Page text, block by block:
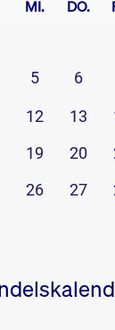
MI. DO.
5 6
12 13
19 20
26 27